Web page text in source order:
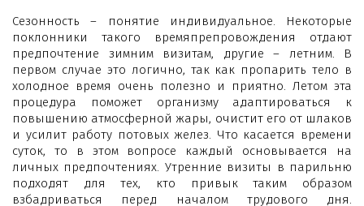
Сезонность – понятие индивидуальное. Некоторые
поклонники такого времяпрепровождения отдают
предпочтение зимним визитам, другие – летним. В
первом случае это логично, так как пропарить тело в
холодное время очень полезно и приятно. Летом эта
процедура поможет организму адаптироваться к
повышению атмосферной жары, очистит его от шлаков
и усилит работу потовых желез. Что касается времени
суток, то в этом вопросе каждый основывается на
личных предпочтениях. Утренние визиты в парильню
подходят для тех, кто привык таким образом
взбадриваться перед началом трудового дня.